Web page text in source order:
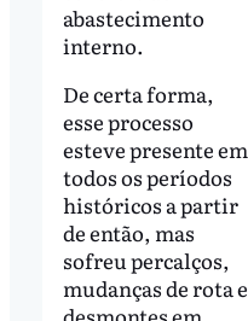
abastecimento
interno.
De certa forma,
esse processo
esteve presente em
todos os períodos
históricos a partir
de então, mas
sofreu percalços,
mudanças de rota e